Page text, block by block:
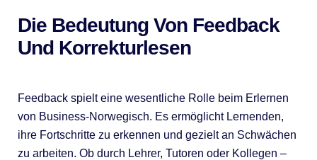
Die Bedeutung Von Feedback
Und Korrekturlesen
Feedback spielt eine wesentliche Rolle beim Erlernen
von Business-Norwegisch. Es ermöglicht Lernenden,
ihre Fortschritte zu erkennen und gezielt an Schwächen
zu arbeiten. Ob durch Lehrer, Tutoren oder Kollegen –